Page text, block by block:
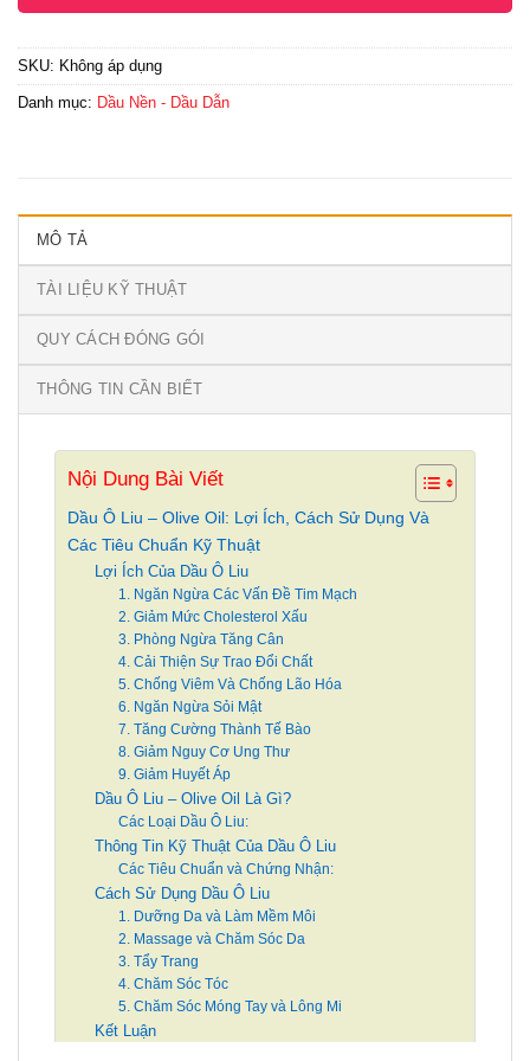
SKU: Không áp dụng
Danh mục: Dầu Nền - Dầu Dẫn
MÔ TẢ
TÀI LIỆU KỸ THUẬT
QUY CÁCH ĐÓNG GÓI
THÔNG TIN CẦN BIẾT
Nội Dung Bài Viết
Dầu Ô Liu – Olive Oil: Lợi Ích, Cách Sử Dụng Và
Các Tiêu Chuẩn Kỹ Thuật
Lợi Ích Của Dầu Ô Liu
1. Ngăn Ngừa Các Vấn Đề Tim Mạch
2. Giảm Mức Cholesterol Xấu
3. Phòng Ngừa Tăng Cân
4. Cải Thiện Sự Trao Đổi Chất
5. Chống Viêm Và Chống Lão Hóa
6. Ngăn Ngừa Sỏi Mật
7. Tăng Cường Thành Tế Bào
8. Giảm Nguy Cơ Ung Thư
9. Giảm Huyết Áp
Dầu Ô Liu – Olive Oil Là Gì?
Các Loại Dầu Ô Liu:
Thông Tin Kỹ Thuật Của Dầu Ô Liu
Các Tiêu Chuẩn và Chứng Nhận:
Cách Sử Dụng Dầu Ô Liu
1. Dưỡng Da và Làm Mềm Môi
2. Massage và Chăm Sóc Da
3. Tẩy Trang
4. Chăm Sóc Tóc
5. Chăm Sóc Móng Tay và Lông Mi
Kết Luận